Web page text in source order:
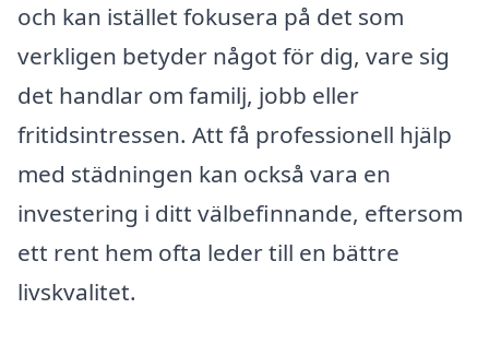
och kan istället fokusera på det som
verkligen betyder något för dig, vare sig
det handlar om familj, jobb eller
fritidsintressen. Att få professionell hjälp
med städningen kan också vara en
investering i ditt välbefinnande, eftersom
ett rent hem ofta leder till en bättre
livskvalitet.